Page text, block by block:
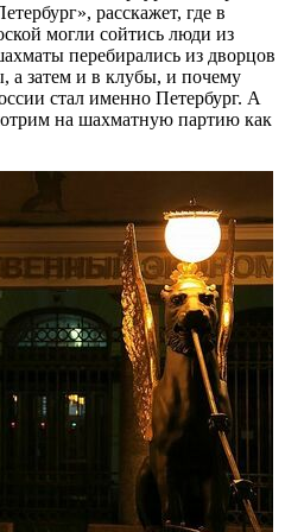
расскажет, где в
могли сойтись люди из
перебирались из дворцов
а затем и в клубы, и почему
стал именно Петербург. А
на шахматную партию как